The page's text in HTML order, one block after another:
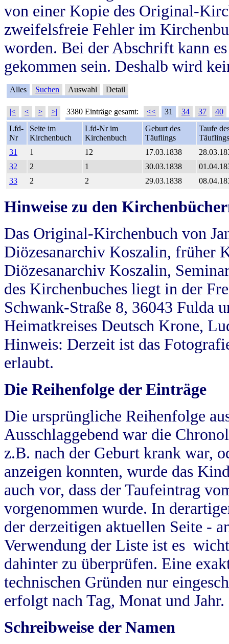
von einer Kopie des Original-
zweifelsfreie Fehler im
worden. Bei der Abschrift kann
gekommen sein. Deshalb wird
Alles Suchen Auswahl Detail
|< < > >| 3380 Einträge gesamt: << 31 34 37
40
Lfd-
Nr
Seite im
Kirchenbuch
Lfd-Nr im
Kirchenbuch
Geburt des
Täuflings
Taufe
Täuflings
31
1 12 17.03.1838
32
2 1 30.03.1838
33
2 2 29.03.1838
Hinweise zu den
Das Original-Kirchenbuch von
Diözesanarchiv Koszalin, früher
Diözesanarchiv Koszalin,
des Kirchenbuches liegt in der
Schwank-Straße 8, 36043 Fulda
Heimatkreises Deutsch Krone,
Hinweis: Derzeit ist das
erlaubt.
Die Reihenfolge der Einträge
Die ursprüngliche Reihenfolge
Ausschlaggebend war die
z.B. nach der Geburt krank war,
anzeigen konnten, wurde das
auch vor, dass der Taufeintrag
vorgenommen wurde. In
der derzeitigen aktuellen Seite -
Verwendung der Liste ist es
dahinter zu überprüfen. Eine
technischen Gründen nur
erfolgt nach Tag, Monat und Jahr.
Schreibweise der Namen